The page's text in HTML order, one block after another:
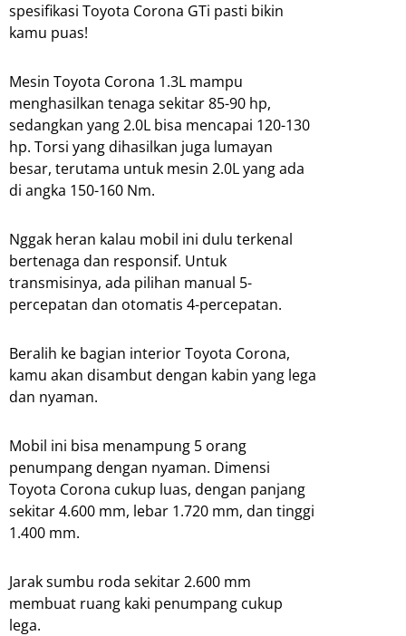
spesifikasi Toyota Corona GTi pasti bikin
kamu puas!
Mesin Toyota Corona 1.3L mampu
menghasilkan tenaga sekitar 85-90 hp,
sedangkan yang 2.0L bisa mencapai 120-130
hp. Torsi yang dihasilkan juga lumayan
besar, terutama untuk mesin 2.0L yang ada
di angka 150-160 Nm.
Nggak heran kalau mobil ini dulu terkenal
bertenaga dan responsif. Untuk
transmisinya, ada pilihan manual 5-
percepatan dan otomatis 4-percepatan.
Beralih ke bagian interior Toyota Corona,
kamu akan disambut dengan kabin yang lega
dan nyaman.
Mobil ini bisa menampung 5 orang
penumpang dengan nyaman. Dimensi
Toyota Corona cukup luas, dengan panjang
sekitar 4.600 mm, lebar 1.720 mm, dan tinggi
1.400 mm.
Jarak sumbu roda sekitar 2.600 mm
membuat ruang kaki penumpang cukup
lega.